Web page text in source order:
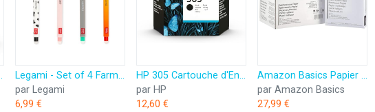
Jaune, Magenta
Legami - Set of 4 Farm Sweet Farm Erasable Gel Pens, Stylos à encre thermosensible effaçable, noir, rose, vert, rouge, efface sans consommer de feuille, pointe 0,7 mm
par Legami
6,99 €
HP 305 Cartouche d'Encre Noire Authentique (3YM61AE)
par HP
12,60 €
Amazon Basics Papier multiusage A4 80gsm, 2500 pièces, 5 lot de 500, blanc
par Amazon Basics
27,99 €